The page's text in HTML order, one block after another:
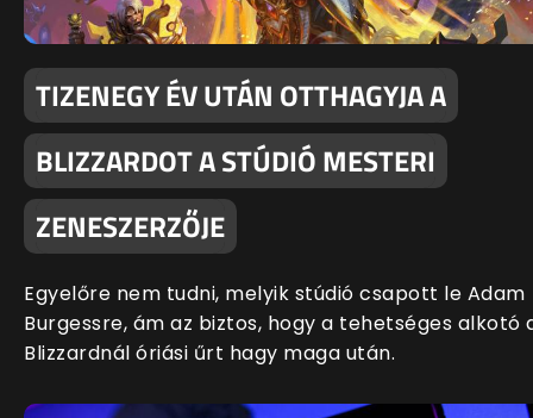
TIZENEGY ÉV UTÁN OTTHAGYJA A
BLIZZARDOT A STÚDIÓ MESTERI
ZENESZERZŐJE
Egyelőre nem tudni, melyik stúdió csapott le Adam
Burgessre, ám az biztos, hogy a tehetséges alkotó
Blizzardnál óriási űrt hagy maga után.